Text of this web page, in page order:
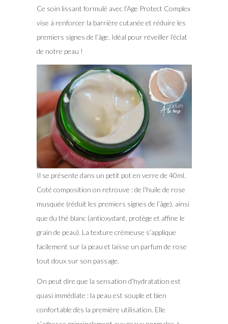
Ce soin lissant formulé avec l’Age Protect Complex
vise à renforcer la barrière cutanée et réduire les
premiers signes de l’âge. Idéal pour réveiller l’éclat
de notre peau !
Il se présente dans un petit pot en verre de 40ml.
Coté composition on retrouve : de l’huile de rose
musquée (réduit les premiers signes de l’âge), ainsi
que du thé blanc (antioxydant, protège et affine le
grain de peau). La texture crémeuse s’applique
facilement sur la peau et laisse un parfum de rose
tout doux sur son passage.
On peut dire que la sensation d’hydratation est
quasi immédiate : la peau est souple et bien
confortable dès la première utilisation. Elle